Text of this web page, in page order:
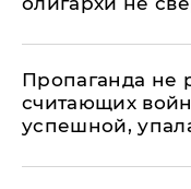
​Пропаганда не
считающих
успешной,